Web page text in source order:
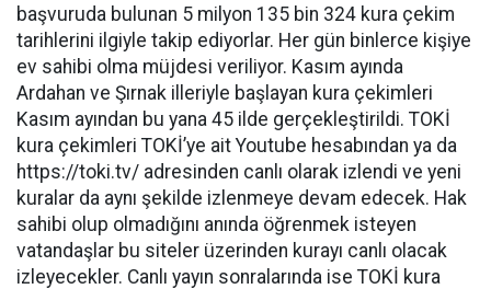
başvuruda bulunan 5 milyon 135 bin 324 kura çekim
tarihlerini ilgiyle takip ediyorlar. Her gün binlerce kişiye
ev sahibi olma müjdesi veriliyor. Kasım ayında
Ardahan ve Şırnak illeriyle başlayan kura çekimleri
Kasım ayından bu yana 45 ilde gerçekleştirildi. TOKİ
kura çekimleri TOKİ’ye ait Youtube hesabından ya da
https://toki.tv/ adresinden canlı olarak izlendi ve yeni
kuralar da aynı şekilde izlenmeye devam edecek. Hak
sahibi olup olmadığını anında öğrenmek isteyen
vatandaşlar bu siteler üzerinden kurayı canlı olacak
izleyecekler. Canlı yayın sonralarında ise TOKİ kura